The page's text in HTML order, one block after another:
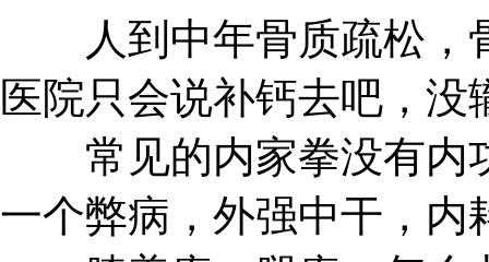
人到中年骨质疏松，
医院只会说补钙去吧，没
常见的内家拳没有内
一个弊病，外强中干，内